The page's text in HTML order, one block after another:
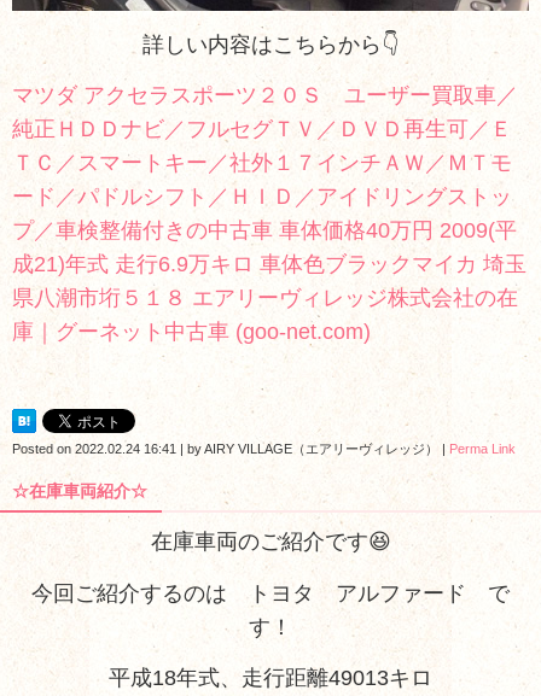
詳しい内容はこちらから👇
マツダ アクセラスポーツ２０Ｓ ユーザー買取車／
純正ＨＤＤナビ／フルセグＴＶ／ＤＶＤ再生可／Ｅ
ＴＣ／スマートキー／社外１７インチＡＷ／ＭＴモ
ード／パドルシフト／ＨＩＤ／アイドリングストッ
プ／車検整備付きの中古車 車体価格40万円 2009(平
成21)年式 走行6.9万キロ 車体色ブラックマイカ 埼玉
県八潮市垳５１８ エアリーヴィレッジ株式会社の在
庫｜グーネット中古車 (goo-net.com)
Posted on 2022.02.24 16:41 byAIRY VILLAGE（エアリーヴィレッジ） Perma Link
☆在庫車両紹介☆
在庫車両のご紹介です😆
今回ご紹介するのは トヨタ アルファード で
す！
平成18年式、走行距離49013キロ